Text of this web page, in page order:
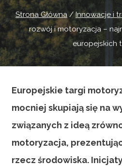
Strona Główna / Innowacje i
rozwój i motoryzacja –
europejskich
Europejskie targi
mocniej skupiają się na
związanych z ideą
motoryzacja,
rzecz środowiska.